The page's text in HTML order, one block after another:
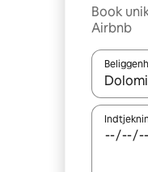
Book
Airbnb
Når